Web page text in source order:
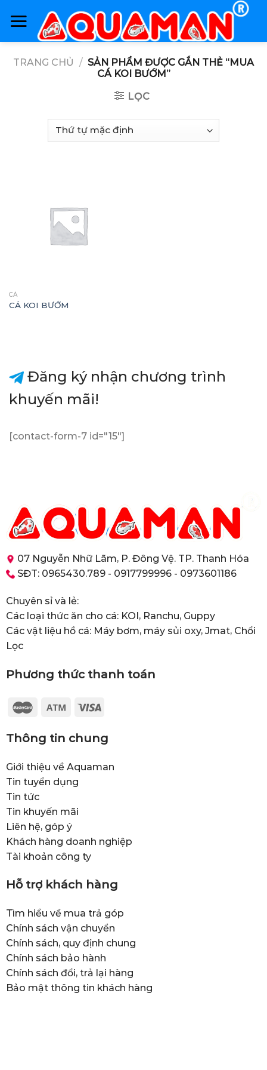
content
TRANG CHỦ / SẢN PHẨM ĐƯỢC GẮN THẺ “MUA
CÁ KOI BƯỚM”
LỌC
CÁ
CÁ KOI BƯỚM
Đăng ký nhận chương trình
khuyến mãi!
[contact-form-7 id="15"]
07 Nguyễn Nhữ Lãm, P. Đông Vệ. TP. Thanh Hóa
SĐT: 0965430.789 - 0917799996 - 0973601186
Chuyên sỉ và lẻ:
Các loại thức ăn cho cá: KOI, Ranchu, Guppy
Các vật liệu hồ cá: Máy bơm, máy sủi oxy, Jmat, Chổi
Lọc
Phương thức thanh toán
Thông tin chung
Giới thiệu về Aquaman
Tin tuyển dụng
Tin tức
Tin khuyến mãi
Liên hệ, góp ý
Khách hàng doanh nghiệp
Tài khoản công ty
Hỗ trợ khách hàng
Tìm hiểu về mua trả góp
Chính sách vận chuyển
Chính sách, quy định chung
Chính sách bảo hành
Chính sách đổi, trả lại hàng
Bảo mật thông tin khách hàng